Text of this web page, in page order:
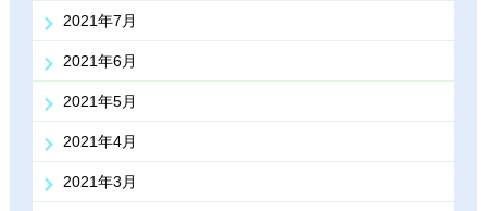
2021年7月
2021年6月
2021年5月
2021年4月
2021年3月